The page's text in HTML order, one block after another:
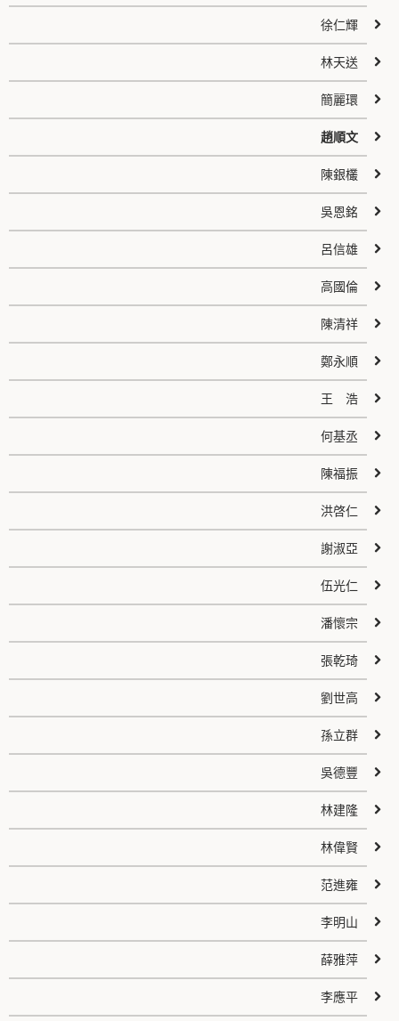
徐仁輝
林天送
簡麗環
趙順文
陳銀欉
吳恩銘
呂信雄
高國倫
陳清祥
鄭永順
王 浩
何基丞
陳福振
洪啓仁
謝淑亞
伍光仁
潘懷宗
張乾琦
劉世高
孫立群
吳德豐
林建隆
林偉賢
范進雍
李明山
薛雅萍
李應平